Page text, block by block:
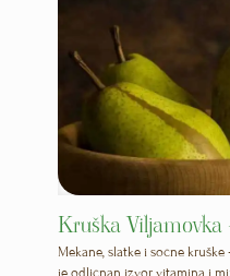
Kruška
Mekane, slatke i sočne